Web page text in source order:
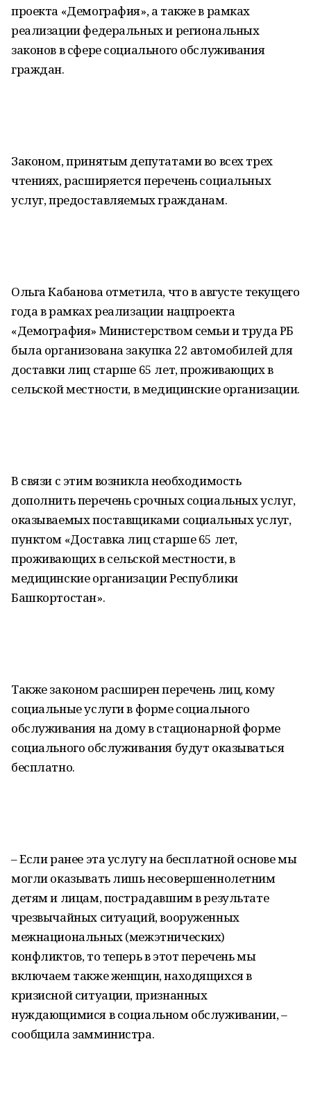
проекта «Демография», а также в рамках
реализации федеральных и региональных
законов в сфере социального обслуживания
граждан.
Законом, принятым депутатами во всех трех
чтениях, расширяется перечень социальных
услуг, предоставляемых гражданам.
Ольга Кабанова отметила, что в августе текущего
года в рамках реализации нацпроекта
«Демография» Министерством семьи и труда РБ
была организована закупка 22 автомобилей для
доставки лиц старше 65 лет, проживающих в
сельской местности, в медицинские организации.
В связи с этим возникла необходимость
дополнить перечень срочных социальных услуг,
оказываемых поставщиками социальных услуг,
пунктом «Доставка лиц старше 65 лет,
проживающих в сельской местности, в
медицинские организации Республики
Башкортостан».
Также законом расширен перечень лиц, кому
социальные услуги в форме социального
обслуживания на дому в стационарной форме
социального обслуживания будут оказываться
бесплатно.
– Если ранее эта услугу на бесплатной основе мы
могли оказывать лишь несовершеннолетним
детям и лицам, пострадавшим в результате
чрезвычайных ситуаций, вооруженных
межнациональных (межэтнических)
конфликтов, то теперь в этот перечень мы
включаем также женщин, находящихся в
кризисной ситуации, признанных
нуждающимися в социальном обслуживании, –
сообщила замминистра.